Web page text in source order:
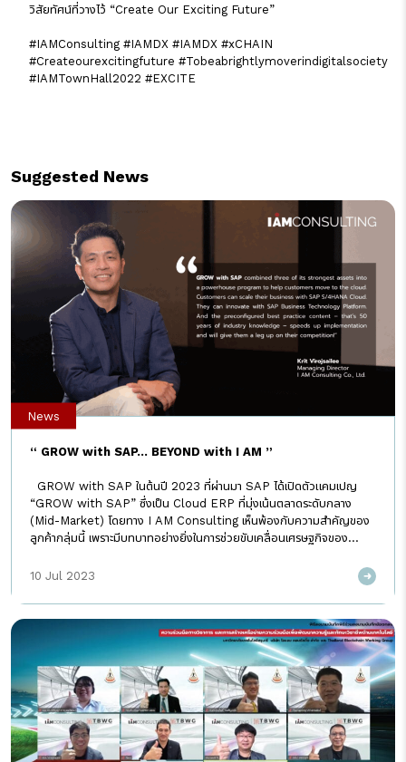
วิสัยทัศน์ที่วางไว้ “Create Our Exciting Future”
#IAMConsulting #IAMDX #IAMDX #xCHAIN
#Createourexcitingfuture #Tobeabrightlymoverindigitalsociety
#IAMTownHall2022 #EXCITE
Suggested News
“ GROW with SAP… BEYOND with I AM ”
GROW with SAP ในต้นปี 2023 ที่ผ่านมา SAP ได้เปิดตัวแคมเปญ
“GROW with SAP” ซึ่งเป็น Cloud ERP ที่มุ่งเน้นตลาดระดับกลาง
(Mid-Market) โดยทาง I AM Consulting เห็นพ้องกับความสำคัญของ
ลูกค้ากลุ่มนี้ เพราะมีบทบาทอย่างยิ่งในการช่วยขับเคลื่อนเศรษฐกิจของ
ประเทศไทย และยังรองรับอัตราการจ้างงานสูงถึง 50% ของตลาดแรงงาน
จากการรวบรวมข้อมูลของ I AM Consulting เราพบว่า Pain Point ส่วน
ใหญ่ของลูกค้าอยู่ที่ความรวดเร็วในการดำเนินโครงการ โดยเฉพาะ Mid-
Market ซึ่งบริษัทส่วนใหญ่มีข้อจำกัดด้านกำลังคน ดังนั้นการทำโครงการให้
เสร็จเร็วขึ้นจึงเป็นสิ่งที่สำคัญมาก คุณกริช วิโรจน์สายลี กรรมการผู้จัดการ
บริษัท I AM Consulting ให้สัมภาษณ์ถึง ความหมายของความเป็น I AM,
ข้อได้เปรียบของ GROW […]
News
10 Jul 2023